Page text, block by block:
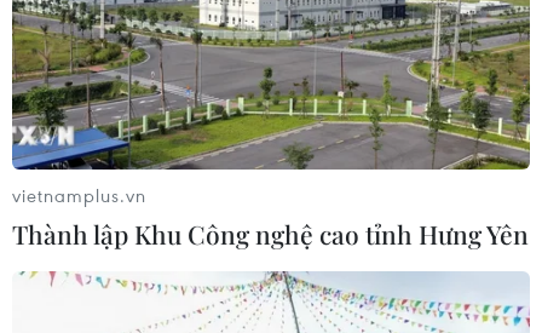
Giá vàng hướng tới tuần tăng mạnh
nhất kể từ tháng 1/2026
07/08/2026 08:14
mạch" kinh tế châu Âu
vietnamplus.vn
Thành lập Khu Công nghệ cao tỉnh Hưng Yên